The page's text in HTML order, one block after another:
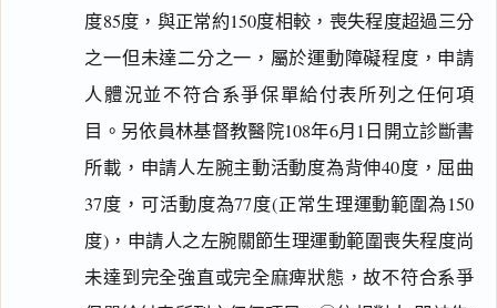
度85度，與正常約150度相較，喪失程度超過三分
之一但未達二分之一，屬於運動障礙程度，申請
人體況並不符合系爭保單給付表所列之任何項
目。另依員林基督教醫院108年6月1日開立診斷書
所載，申請人左腕主動活動度為背伸40度，屈曲
37度，可活動度為77度(正常生理運動範圍為150
度)，申請人之左腕關節生理運動範圍喪失程度尚
未達到完全強直或完全麻痺狀態，故不符合系爭